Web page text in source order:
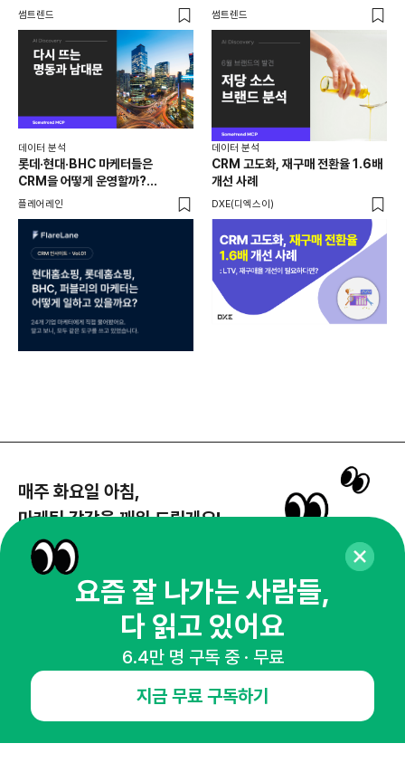
이유는 뭘까
썸트렌드
반응 분석
썸트렌드
데이터 분석
롯데·현대·BHC 마케터들은
CRM을 어떻게 운영할까?
24개사가 직접 답한 마케팅 자동화
플레어레인
데이터 분석
CRM 고도화, 재구매 전환율 1.6배
개선 사례
DXE(디엑스이)
매주 화요일 아침,
마케팅 감각을 깨워 드릴게요!
65,043명의 마케터를 성장시키는 뉴스레터
뉴스레터 구독하기
NHN AD
오픈애즈란 공지사항 제휴문의
인사이터 신청
뉴스레터
광고안내
요즘 잘 나가는 사람들,
다 읽고 있어요
6.4만 명 구독 중 · 무료
지금 무료 구독하기